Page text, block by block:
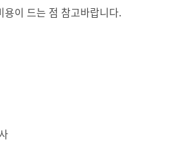
이 드는 점 참고바랍니다.